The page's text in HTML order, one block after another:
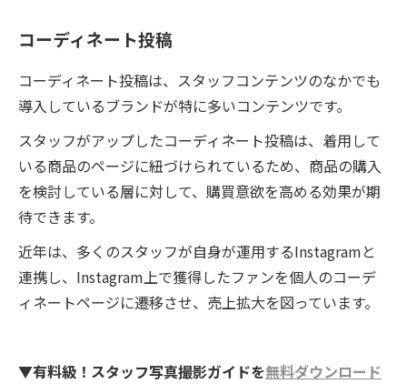
コーディネート投稿
コーディネート投稿は、スタッフコンテンツのなかでも
導入しているブランドが特に多いコンテンツです。
スタッフがアップしたコーディネート投稿は、着用して
いる商品のページに紐づけられているため、商品の購入
を検討している層に対して、購買意欲を高める効果が期
待できます。
近年は、多くのスタッフが自身が運用するInstagramと
連携し、Instagram上で獲得したファンを個人のコーデ
ィネートページに遷移させ、売上拡大を図っています。
▼有料級！スタッフ写真撮影ガイドを無料ダウンロード